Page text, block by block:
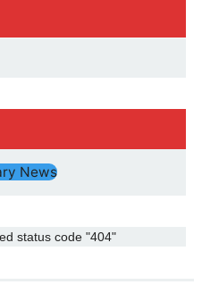
News
status code "404"